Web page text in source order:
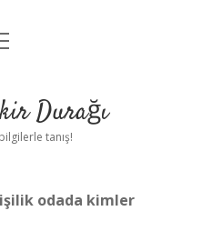
Durağı
tanış!
odada kimler